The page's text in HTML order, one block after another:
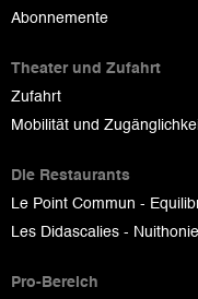
Abonnemente
Theater und Zufahrt
Zufahrt
Mobilität und
Die Restaurants
Le Point Commun -
Les Didascalies - Nuithonie
Pro-Bereich